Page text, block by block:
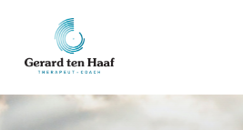
inhoud
Home